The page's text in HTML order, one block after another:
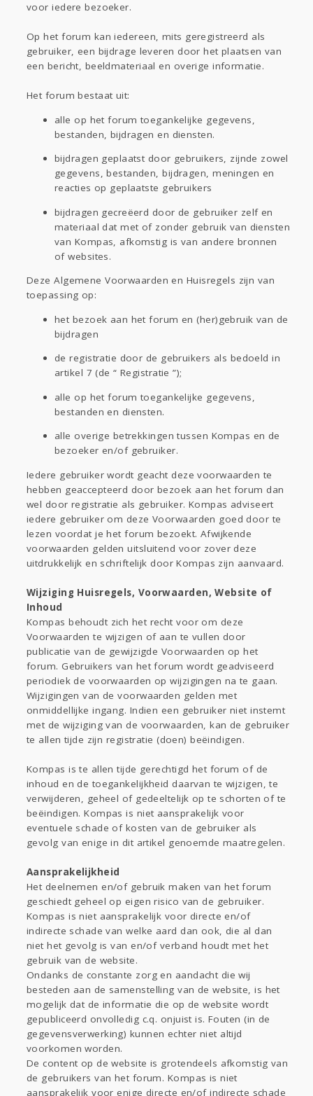
voor iedere bezoeker.
Op het forum kan iedereen, mits geregistreerd als
gebruiker, een bijdrage leveren door het plaatsen van
een bericht, beeldmateriaal en overige informatie.
Het forum bestaat uit:
alle op het forum toegankelijke gegevens,
bestanden, bijdragen en diensten.
bijdragen geplaatst door gebruikers, zijnde zowel
gegevens, bestanden, bijdragen, meningen en
reacties op geplaatste gebruikers
bijdragen gecreëerd door de gebruiker zelf en
materiaal dat met of zonder gebruik van diensten
van Kompas, afkomstig is van andere bronnen
of websites.
Deze Algemene Voorwaarden en Huisregels zijn van
toepassing op:
het bezoek aan het forum en (her)gebruik van de
bijdragen
de registratie door de gebruikers als bedoeld in
artikel 7 (de “ Registratie ”);
alle op het forum toegankelijke gegevens,
bestanden en diensten.
alle overige betrekkingen tussen Kompas en de
bezoeker en/of gebruiker.
Iedere gebruiker wordt geacht deze voorwaarden te
hebben geaccepteerd door bezoek aan het forum dan
wel door registratie als gebruiker. Kompas adviseert
iedere gebruiker om deze Voorwaarden goed door te
lezen voordat je het forum bezoekt. Afwijkende
voorwaarden gelden uitsluitend voor zover deze
uitdrukkelijk en schriftelijk door Kompas zijn aanvaard.
Wijziging Huisregels, Voorwaarden, Website of
Inhoud
Kompas behoudt zich het recht voor om deze
Voorwaarden te wijzigen of aan te vullen door
publicatie van de gewijzigde Voorwaarden op het
forum. Gebruikers van het forum wordt geadviseerd
periodiek de voorwaarden op wijzigingen na te gaan.
Wijzigingen van de voorwaarden gelden met
onmiddellijke ingang. Indien een gebruiker niet instemt
met de wijziging van de voorwaarden, kan de gebruiker
te allen tijde zijn registratie (doen) beëindigen.
Kompas is te allen tijde gerechtigd het forum of de
inhoud en de toegankelijkheid daarvan te wijzigen, te
verwijderen, geheel of gedeeltelijk op te schorten of te
beëindigen. Kompas is niet aansprakelijk voor
eventuele schade of kosten van de gebruiker als
gevolg van enige in dit artikel genoemde maatregelen.
Aansprakelijkheid
Het deelnemen en/of gebruik maken van het forum
geschiedt geheel op eigen risico van de gebruiker.
Kompas is niet aansprakelijk voor directe en/of
indirecte schade van welke aard dan ook, die al dan
niet het gevolg is van en/of verband houdt met het
gebruik van de website.
Ondanks de constante zorg en aandacht die wij
besteden aan de samenstelling van de website, is het
mogelijk dat de informatie die op de website wordt
gepubliceerd onvolledig c.q. onjuist is. Fouten (in de
gegevensverwerking) kunnen echter niet altijd
voorkomen worden.
De content op de website is grotendeels afkomstig van
de gebruikers van het forum. Kompas is niet
aansprakelijk voor enige directe en/of indirecte schade